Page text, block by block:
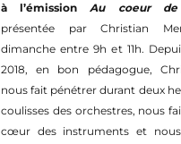
à l’émissionAu coeur de
présentée par Christian
dimanche entre 9h et 11h.
2018, en bon pédagogue,
nous fait pénétrer durant deux
coulisses des orchestres, nous
cœur des instruments et